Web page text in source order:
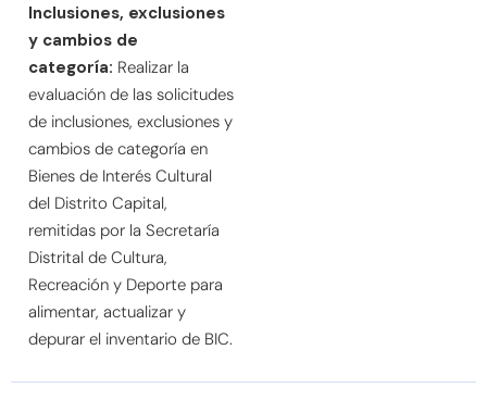
Inclusiones, exclusiones
y cambios de
categoría: Realizar la
evaluación de las solicitudes
de inclusiones, exclusiones y
cambios de categoría en
Bienes de Interés Cultural
del Distrito Capital,
remitidas por la Secretaría
Distrital de Cultura,
Recreación y Deporte para
alimentar, actualizar y
depurar el inventario de BIC.